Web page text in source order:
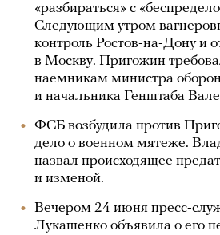
«разбираться» с
Следующим утром
контроль Ростов-на-Дону и
в Москву. Пригожин
наемникам министра
и начальника Генштаба
ФСБ возбудила против
дело о военном мятеже.
назвал происходящее
и изменой.
Вечером 24 июня пресс-
Лукашенко объявила о его